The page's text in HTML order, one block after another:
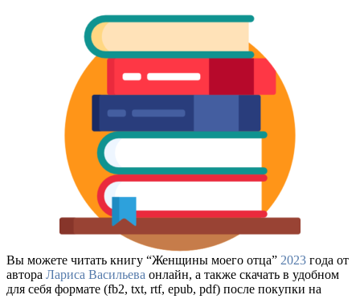
Вы можете читать книгу “Женщины моего отца” 2023 года от
автора Лариса Васильева онлайн, а также скачать в удобном
для себя формате (fb2, txt, rtf, epub, pdf) после покупки на